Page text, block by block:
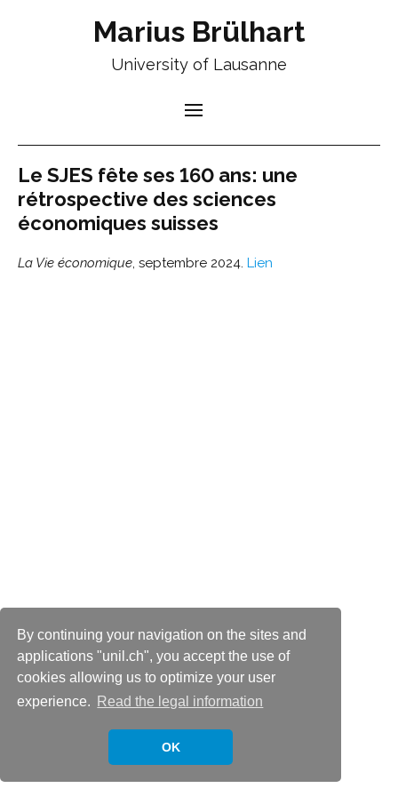
By continuing your navigation on the sites and
applications "unil.ch", you accept the use of
cookies allowing us to optimize your user
experience.
Read the legal information
OK
Marius Brülhart
University of Lausanne
Le SJES fête ses 160 ans: une
rétrospective des sciences
économiques suisses
La Vie économique, septembre 2024. Lien